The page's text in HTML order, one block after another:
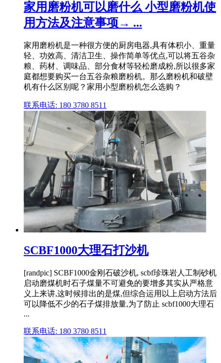
家用磨粉机可以磨什么 小型磨粉机使
用方法及注意事项→ ...
家用磨粉机是一种很方便的厨房电器,具有体积小、重量
轻、功效高、清洁卫生、操作简单等优点,可以将五谷杂
粮、药材、调味品、部分食材等轻松磨成粉,所以很多家
庭都想要购买一台五谷杂粮磨粉机。那么磨粉机和破壁
机有什么区别呢？家用小型磨粉机怎么选购？
联系电话: 180 3780 8511
SCBF1000大理石打沙机
[randpic] SCBF1000金刚石破沙机, scbf珍珠岩人工制砂机
启动磨煤机时石子煤量不可避免的要增多其实从严格意
义上来讲,这时候排出的是煤,但综合运用以上启动方法后
可以降低不少的石子煤排放量,为了防止 scbf1000大理石
...
联系电话: 180 3780 8511